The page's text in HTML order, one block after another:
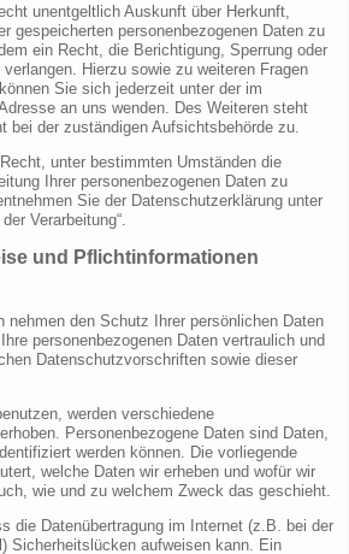
unentgeltlich Auskunft über Herkunft,
gespeicherten personenbezogenen Daten zu
ein Recht, die Berichtigung, Sperrung oder
Hierzu sowie zu weiteren Fragen
Sie sich jederzeit unter der im
an uns wenden. Des Weiteren steht
bei der zuständigen Aufsichtsbehörde zu.
unter bestimmten Umständen die
Ihrer personenbezogenen Daten zu
Sie der Datenschutzerklärung unter
Verarbeitung“.
und Pflichtinformationen
nehmen den Schutz Ihrer persönlichen Daten
personenbezogenen Daten vertraulich und
Datenschutzvorschriften sowie dieser
werden verschiedene
Personenbezogene Daten sind Daten,
werden können. Die vorliegende
welche Daten wir erheben und wofür wir
wie und zu welchem Zweck das geschieht.
die Datenübertragung im Internet (z.B. bei der
Sicherheitslücken aufweisen kann. Ein